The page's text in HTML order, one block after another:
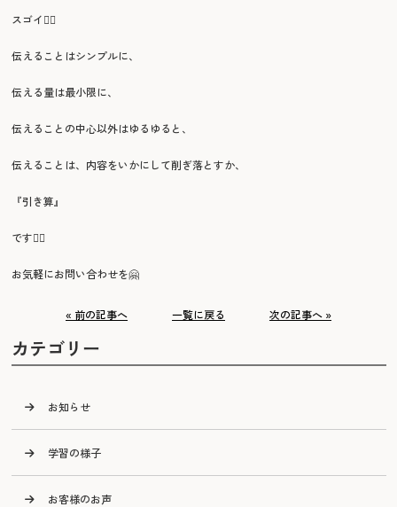
スゴイ🙂‍↕️
伝えることはシンプルに、
伝える量は最小限に、
伝えることの中心以外はゆるゆると、
伝えることは、内容をいかにして削ぎ落とすか、
『引き算』
です🙂‍↕️
お気軽にお問い合わせを🤗
« 前の記事へ 一覧に戻る 次の記事へ »
カテゴリー
お知らせ
学習の様子
お客様のお声